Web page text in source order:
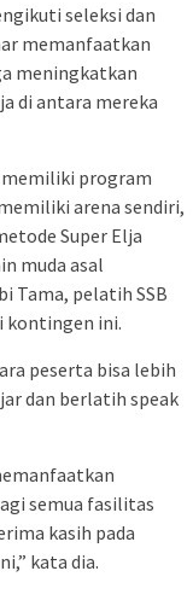
seleksi dan
memanfaatkan
meningkatkan
di antara mereka
memiliki program
arena sendiri,
Super Elja
muda asal
Tama, pelatih SSB
kontingen ini.
peserta bisa lebih
dan berlatih speak
semua fasilitas
kasih pada
kata dia.